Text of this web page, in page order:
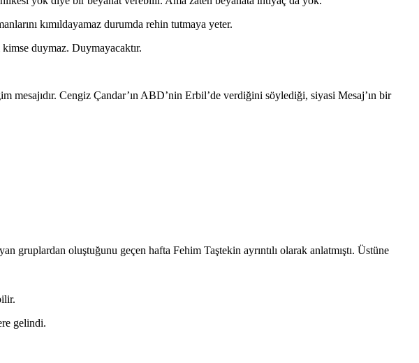
kımıldayamaz durumda rehin tutmaya yeter.
duymaz. Duymayacaktır.
mesajıdır. Cengiz Çandar’ın ABD’nin Erbil’de verdiğini söylediği, siyasi Mesaj’ın bir
oluştuğunu geçen hafta Fehim Taştekin ayrıntılı olarak anlatmıştı. Üstüne
gelindi.